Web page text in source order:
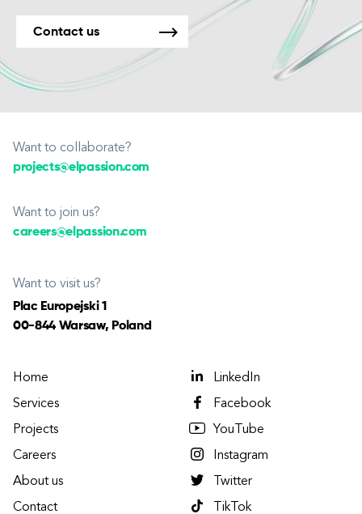
Contact us
Want to collaborate?
projects@elpassion.com
Want to join us?
careers@elpassion.com
Want to visit us?
Plac Europejski 1
00-844 Warsaw, Poland
Home
Services
Projects
Careers
About us
Contact
LinkedIn
Facebook
YouTube
Instagram
Twitter
TikTok